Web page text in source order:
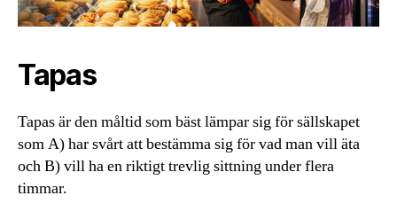
Tapas
Tapas är den måltid som bäst lämpar sig för sällskapet
som A) har svårt att bestämma sig för vad man vill äta
och B) vill ha en riktigt trevlig sittning under flera
timmar.